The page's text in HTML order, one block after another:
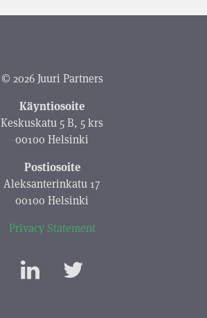
© 2026 Juuri Partners
Käyntiosoite
Keskuskatu 5 B, 5 krs
00100 Helsinki
Postiosoite
Aleksanterinkatu 17
00100 Helsinki
Privacy Statement